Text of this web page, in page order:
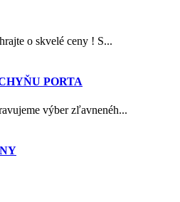
o skvelé ceny ! S...
PORTA
výber zľavnenéh...